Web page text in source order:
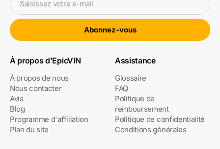
Saisissez votre e-mail
Abonnez-vous
À propos d'EpicVIN
À propos de nous
Nous contacter
Avis
Blog
Programme d'affiliation
Plan du site
Assistance
Glossaire
FAQ
Politique de
remboursement
Politique de confidentialité
Conditions générales